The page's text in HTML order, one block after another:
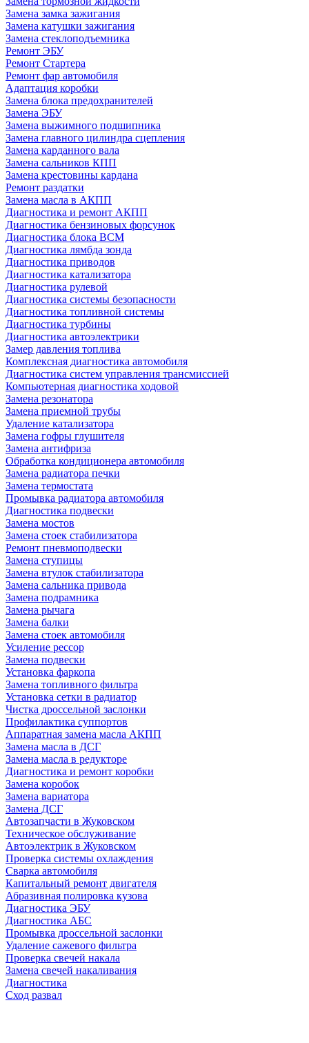
Замена замка зажигания
Замена катушки зажигания
Замена стеклоподъемника
Ремонт ЭБУ
Ремонт Стартера
Ремонт фар автомобиля
Адаптация коробки
Замена блока предохранителей
Замена ЭБУ
Замена выжимного подшипника
Замена главного цилиндра сцепления
Замена карданного вала
Замена сальников КПП
Замена крестовины кардана
Ремонт раздатки
Замена масла в АКПП
Диагностика и ремонт АКПП
Диагностика бензиновых форсунок
Диагностика блока BCM
Диагностика лямбда зонда
Диагностика приводов
Диагностика катализатора
Диагностика рулевой
Диагностика системы безопасности
Диагностика топливной системы
Диагностика турбины
Диагностика автоэлектрики
Замер давления топлива
Комплексная диагностика автомобиля
Диагностика систем управления трансмиссией
Компьютерная диагностика ходовой
Замена резонатора
Замена приемной трубы
Удаление катализатора
Замена гофры глушителя
Замена антифриза
Обработка кондиционера автомобиля
Замена радиатора печки
Замена термостата
Промывка радиатора автомобиля
Диагностика подвески
Замена мостов
Замена стоек стабилизатора
Ремонт пневмоподвески
Замена ступицы
Замена втулок стабилизатора
Замена сальника привода
Замена подрамника
Замена рычага
Замена балки
Замена стоек автомобиля
Усиление рессор
Замена подвески
Установка фаркопа
Замена топливного фильтра
Установка сетки в радиатор
Чистка дроссельной заслонки
Профилактика суппортов
Аппаратная замена масла АКПП
Замена масла в ДСГ
Замена масла в редукторе
Диагностика и ремонт коробки
Замена коробок
Замена вариатора
Замена ДСГ
Автозапчасти в Жуковском
Техническое обслуживание
Автоэлектрик в Жуковском
Проверка системы охлаждения
Сварка автомобиля
Капитальный ремонт двигателя
Абразивная полировка кузова
Диагностика ЭБУ
Диагностика АБС
Промывка дроссельной заслонки
Удаление сажевого фильтра
Проверка свечей накала
Замена свечей накаливания
Диагностика
Сход развал